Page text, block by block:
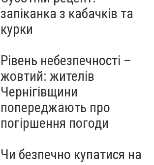
запіканка з кабачків та
курки
Рівень небезпечності –
жовтий: жителів
Чернігівщини
попереджають про
погіршення погоди
Чи безпечно купатися на